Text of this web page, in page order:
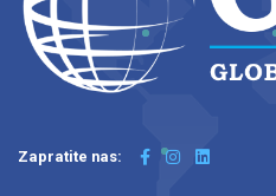
Zapratite nas: